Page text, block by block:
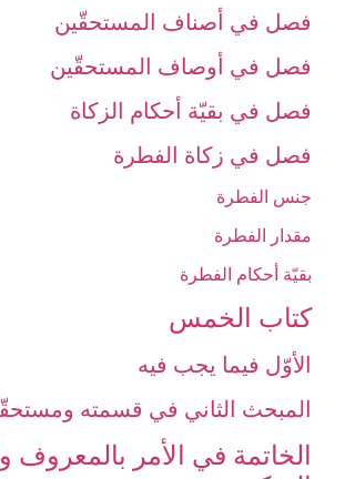
فصل في أصناف المستحقّين‏
فصل في أوصاف المستحقّين‏
فصل في بقيّة أحكام الزكاة
فصل في زكاة الفطرة
جنس الفطرة
مقدار الفطرة
بقيّة أحكام الفطرة
كتاب الخمس‏
الأوّل فيما يجب فيه‏
المبحث الثاني في قسمته
الخاتمة في الأمر بالمعروف